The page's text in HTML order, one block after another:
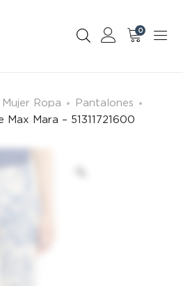
0
Mujer Ropa
Pantalones
Mara – 51311721600